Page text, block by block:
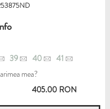
39 40
41
mea?
405.00 RON